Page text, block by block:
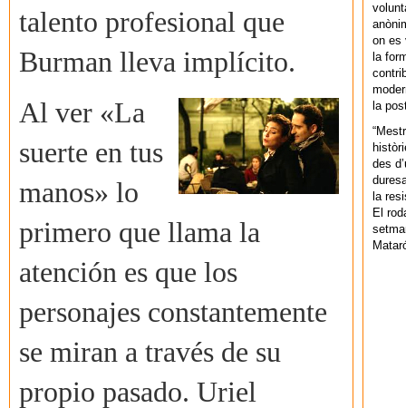
talento profesional que
Burman lleva implícito.
Al ver «La
suerte en tus
manos» lo
primero que llama la
atención es que los
personajes constantemente
se miran a través de su
propio pasado. Uriel
on es
la
la
des
la
El